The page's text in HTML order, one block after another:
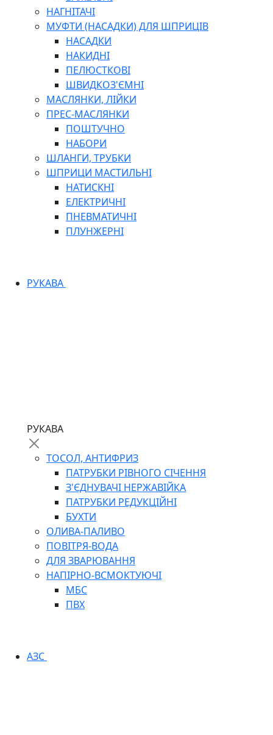
НАГНІТАЧІ
МУФТИ (НАСАДКИ) ДЛЯ ШПРИЦІВ
НАСАДКИ
НАКИДНІ
ПЕЛЮСТКОВІ
ШВИДКОЗ'ЄМНІ
МАСЛЯНКИ, ЛІЙКИ
ПРЕС-МАСЛЯНКИ
ПОШТУЧНО
НАБОРИ
ШЛАНГИ, ТРУБКИ
ШПРИЦИ МАСТИЛЬНІ
НАТИСКНІ
ЕЛЕКТРИЧНІ
ПНЕВМАТИЧНІ
ПЛУНЖЕРНІ
РУКАВА
РУКАВА
ТОСОЛ, АНТИФРИЗ
ПАТРУБКИ РІВНОГО СІЧЕННЯ
З'ЄДНУВАЧІ НЕРЖАВІЙКА
ПАТРУБКИ РЕДУКЦІЙНІ
БУХТИ
ОЛИВА-ПАЛИВО
ПОВІТРЯ-ВОДА
ДЛЯ ЗВАРЮВАННЯ
НАПІРНО-ВСМОКТУЮЧІ
МБС
ПВХ
АЗС